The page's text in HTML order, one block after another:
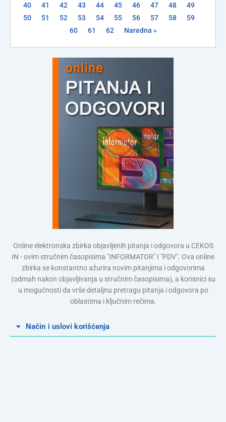
Online elektronska zbirka objavljenih pitanja i odgovora u CEKOS
IN - ovim stručnim časopisima "INFORMATOR" I "PDV". Ova online
zbirka se konstantno ažurira novim pitanjima i odgovorima
(odmah nakon objavljivanja u stručnim časopisima), a korisnici su
u mogućnosti da vrše detaljnu pretragu pitanja i odgovora po
oblastima i ključnim rečima.
Način i uslovi korišćenja
40
41 42 43 44 45 46 47 48
49
50
51 52 53 54 55 56 57 58
59
60
61 62 Naredna »